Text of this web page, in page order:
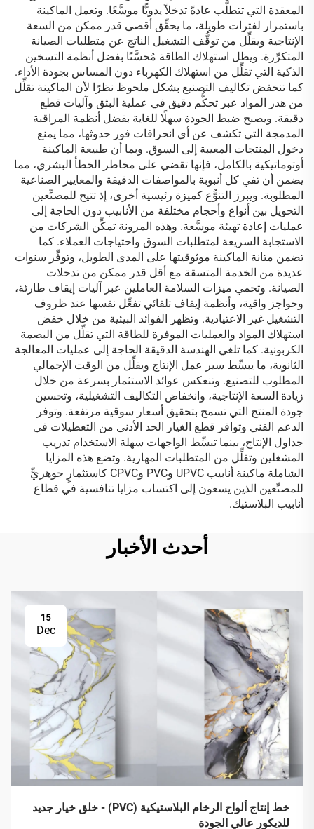
المعقدة التي تتطلَّب عادةً تدخلاً يدويًّا موسَّعًا. وتعمل الماكينة
باستمرار لفترات طويلة، ما يحقِّق أقصى قدر ممكن من السعة
الإنتاجية ويقلِّل من توقُّف التشغيل الناتج عن متطلبات الصيانة
المتكرِّرة. ويظل استهلاك الطاقة مُحسَّنًا بفضل أنظمة التسخين
الذكية التي تقلِّل من استهلاك الكهرباء دون المساس بجودة الأداء.
كما تنخفض تكاليف التصنيع بشكل ملحوظ نظرًا لأن الماكينة تقلِّل
من هدر المواد عبر تحكُّم دقيق في عملية البثق وآليات قطع
دقيقة. ويصبح ضبط الجودة سهلًا للغاية بفضل أنظمة المراقبة
المدمجة التي تكشف عن أي انحرافات فور حدوثها، مما يمنع
دخول المنتجات المعيبة إلى السوق. وبما أن طبيعة الماكينة
أوتوماتيكية بالكامل، فإنها تقضي على مخاطر الخطأ البشري، مما
يضمن أن تفي كل أنبوبة بالمواصفات الدقيقة والمعايير الصناعية
المطلوبة. ويبرز التنوُّع كميزة رئيسية أخرى، إذ تتيح للمصنِّعين
التحويل بين أنواع وأحجام مختلفة من الأنابيب دون الحاجة إلى
عمليات إعادة تهيئة موسَّعة. وهذه المرونة تمكِّن الشركات من
الاستجابة السريعة لمتطلبات السوق واحتياجات العملاء. كما
تضمن متانة الماكينة موثوقيتها على المدى الطويل، وتوفِّر سنوات
عديدة من الخدمة المتسقة مع أقل قدر ممكن من تدخلات
الصيانة. وتحمي ميزات السلامة العاملين عبر آليات إيقاف طارئة،
وحواجز واقية، وأنظمة إيقاف تلقائي تفعِّل نفسها عند ظروف
التشغيل غير الاعتيادية. وتظهر الفوائد البيئية من خلال خفض
استهلاك المواد والعمليات الموفرة للطاقة التي تقلِّل من البصمة
الكربونية. كما تلغي الهندسة الدقيقة الحاجة إلى عمليات المعالجة
الثانوية، ما يبسِّط سير عمل الإنتاج ويقلِّل من الوقت الإجمالي
المطلوب للتصنيع. وتنعكس عوائد الاستثمار بسرعة من خلال
زيادة السعة الإنتاجية، وانخفاض التكاليف التشغيلية، وتحسين
جودة المنتج التي تسمح بتحقيق أسعار سوقية مرتفعة. وتوفر
الدعم الفني وتوافر قطع الغيار الحد الأدنى من التعطيلات في
جداول الإنتاج، بينما تبسِّط الواجهات سهلة الاستخدام تدريب
المشغلين وتقلِّل من المتطلبات المهارية. وتضع هذه المزايا
الشاملة ماكينة أنابيب UPVC وPVC وCPVC كاستثمارٍ جوهريٍّ
للمصنِّعين الذين يسعون إلى اكتساب مزايا تنافسية في قطاع
أنابيب البلاستيك.
أحدث الأخبار
15
Dec
خط إنتاج ألواح الرخام البلاستيكية (PVC) - خلق خيار جديد
للديكور عالي الجودة